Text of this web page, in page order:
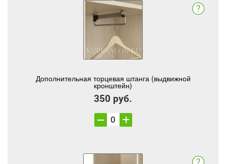
Дополнительная торцевая штанга (выдвижной
кронштейн)
350 руб.